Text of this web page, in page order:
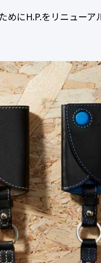
にH.P.をリニューア